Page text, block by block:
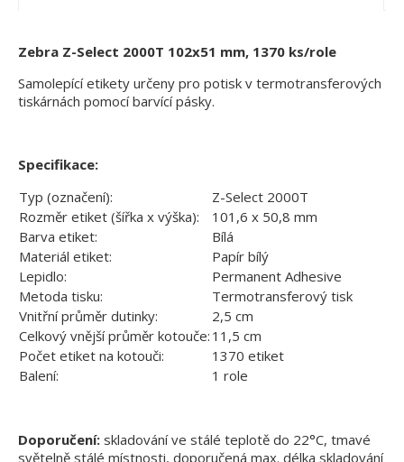
Zebra Z-Select 2000T 102x51 mm, 1370 ks/role
Samolepící etikety určeny pro potisk v termotransferových
tiskárnách pomocí barvící pásky.
Specifikace:
Typ (označení):
Z-Select 2000T
Rozměr etiket (šířka x výška):
101,6 x 50,8 mm
Barva etiket:
Bílá
Materiál etiket:
Papír bílý
Lepidlo:
Permanent Adhesive
Metoda tisku:
Termotransferový tisk
Vnitřní průměr dutinky:
2,5 cm
Celkový vnější průměr kotouče: 11,5 cm
Počet etiket na kotouči:
1370 etiket
Balení:
1 role
Doporučení: skladování ve stálé teplotě do 22°C, tmavé
světelně stálé místnosti, doporučená max. délka skladování